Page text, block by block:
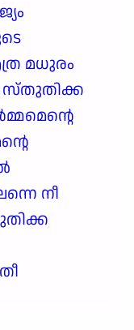
മധുരം
സ്തുതിക്ക
നീ